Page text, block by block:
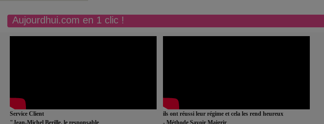
Aujourdhui.com en 1 clic !
Service Client
"Jean-Michel Berille, le responsable
ils ont réussi leur régime et cela les rend heureux
- Méthode Savoir Maigrir